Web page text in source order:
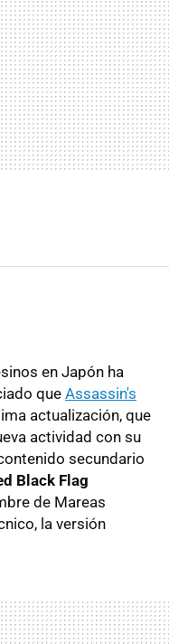
en Japón ha
que Assassin's
actualización, que
actividad con su
secundario
Black Flag
de Mareas
la versión